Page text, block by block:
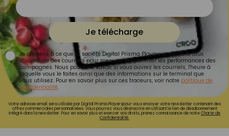
Je télécharge
Je consens à ce que la société Digital Prisma Players analyse le taux
d'ouverture des courriels pour mesurer et optimiser les performances des
campagnes. Nous pourrons savoir si vous ouvrez les courriels, l'heure à
laquelle vous le faites ainsi que des informations sur le terminal que
vous utilisez. Pour en savoir plus sur ces traceurs, voir notre politique de
confidentialité.
Votre adresse email sera utilisée par Digital Prisma Playerspour vous envoyer votre newsletter contenant des
offres commerciales personnalisées. Vous pourrez vous désinscrire en utilisant le lien de désabonnement
intégré dans la newsletter. Pour en savoir plus et exercer vos droits, prenez connaissance de notreCharte de
Confidentialité.